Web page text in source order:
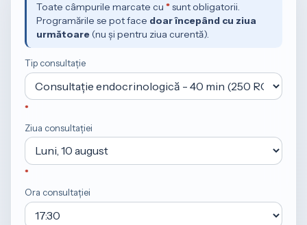
Toate câmpurile marcate cu *sunt obligatorii.
Programările se pot face doar începând cu ziua
următoare (nu și pentru ziua curentă).
Tip consultație
Ziua consultației
Ora consultației